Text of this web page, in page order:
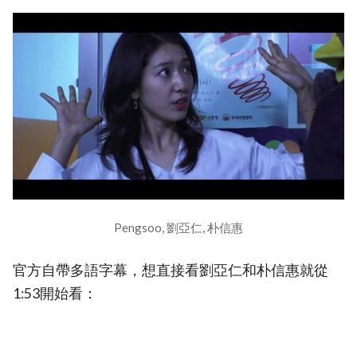
Pengsoo, 劉亞仁, 朴信惠
官方自帶多語字幕，想直接看劉亞仁和朴信惠就從
1:53開始看：